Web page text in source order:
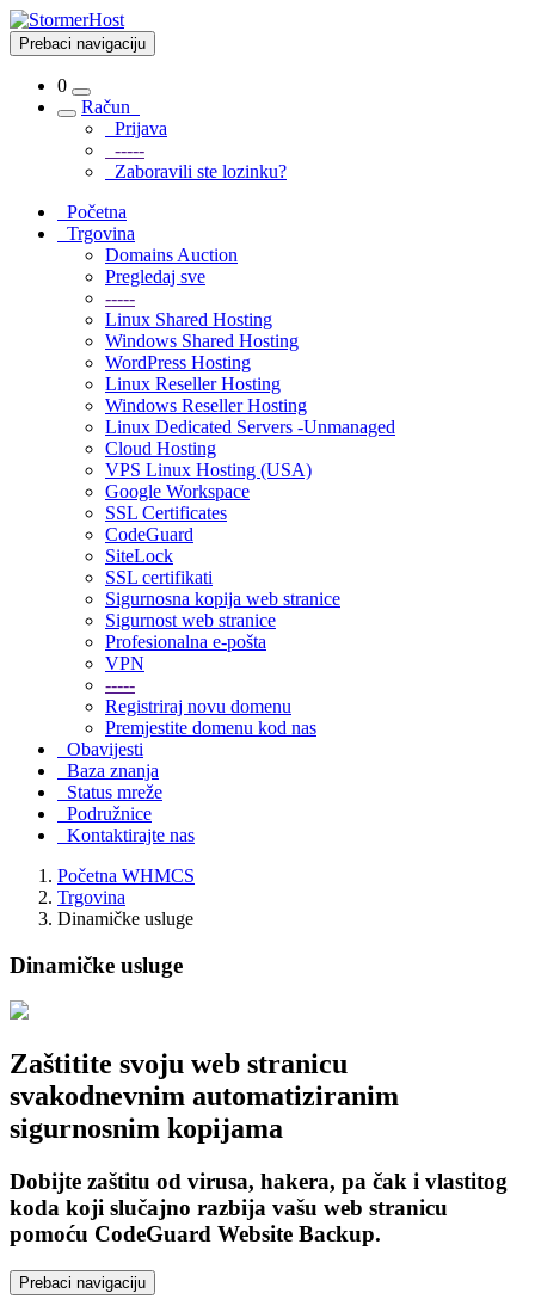
Prebaci navigaciju
0
Račun
Prijava
-----
Zaboravili ste lozinku?
Početna
Trgovina
Domains Auction
Pregledaj sve
-----
Linux Shared Hosting
Windows Shared Hosting
WordPress Hosting
Linux Reseller Hosting
Windows Reseller Hosting
Linux Dedicated Servers -Unmanaged
Cloud Hosting
VPS Linux Hosting (USA)
Google Workspace
SSL Certificates
CodeGuard
SiteLock
SSL certifikati
Sigurnosna kopija web stranice
Sigurnost web stranice
Profesionalna e-pošta
VPN
-----
Registriraj novu domenu
Premjestite domenu kod nas
Obavijesti
Baza znanja
Status mreže
Podružnice
Kontaktirajte nas
Početna WHMCS
Trgovina
Dinamičke usluge
Dinamičke usluge
Zaštitite svoju web stranicu
svakodnevnim automatiziranim
sigurnosnim kopijama
Dobijte zaštitu od virusa, hakera, pa čak i vlastitog
koda koji slučajno razbija vašu web stranicu
pomoću CodeGuard Website Backup.
Prebaci navigaciju